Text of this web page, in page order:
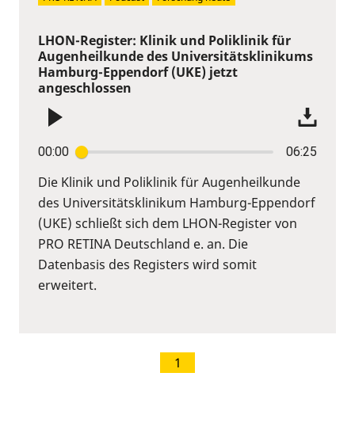
LHON-Register: Klinik und Poliklinik für
Augenheilkunde des Universitätsklinikums
Hamburg-Eppendorf (UKE) jetzt
angeschlossen
00:00 06:25
Die Klinik und Poliklinik für Augenheilkunde
des Universitätsklinikum Hamburg-Eppendorf
(UKE) schließt sich dem LHON-Register von
PRO RETINA Deutschland e. an. Die
Datenbasis des Registers wird somit
erweitert.
1